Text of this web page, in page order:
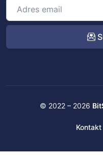
© 2022 – 2026
Kontakt